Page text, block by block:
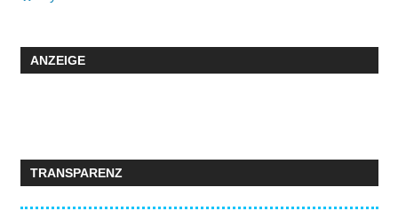
ANZEIGE
TRANSPARENZ